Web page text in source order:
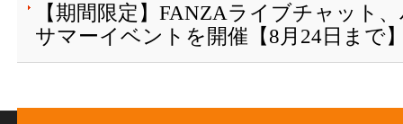
【期間限定】FANZAライブチャット
サマーイベントを開催【8月24日まで